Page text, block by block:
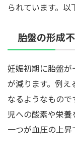
られています。以
胎盤の形成
妊娠初期に胎盤
が減ります。例え
なるようなもの
児への酸素や栄
一つが血圧の上昇